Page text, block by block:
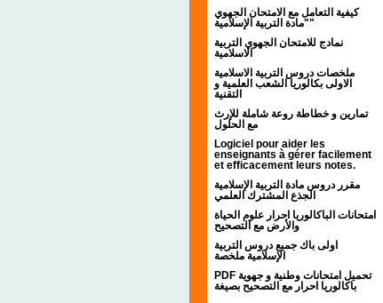
كيفية التعامل مع الامتحان الجهوي
"مادة التربية الإسلامية"
نمادج للامتحان الجهوي التربية
الاسلامية
ملخصات دروس التربية الاسلامية
الاولى بكالوريا الشعب العلمية و
التقنية
تمارين و خطاطة روعة شاملة للإرث
مع الحلول
Logiciel pour aider les
enseignants à gérer facilement
et efficacement leurs notes.
مقرر دروس مادة التربية الإسلامية
الجذع المشترك العلمي
امتحانات الباكالوريا احرار علوم الحياة
والأرض مع التصحيح
اولى باك جميع دروس التربية
الإسلامية ملخصة
PDF تحميل امتحانات وطنية و جهوية
باكالوريا احرار مع التصحيح بصيغة